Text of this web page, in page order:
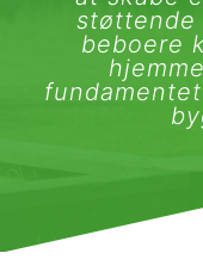
støttende
beboere